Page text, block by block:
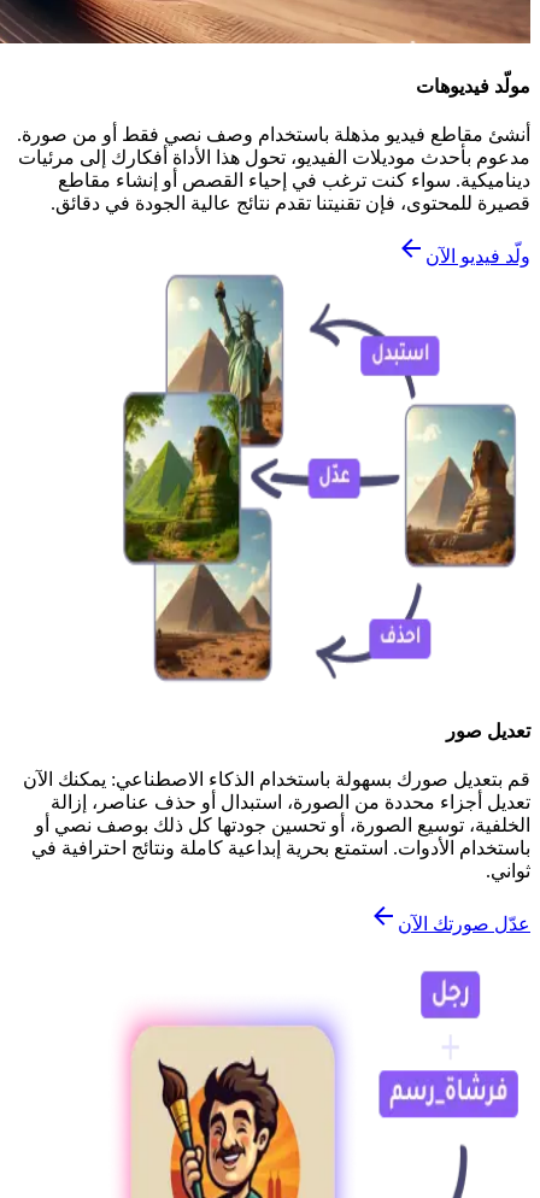
مولّد فيديوهات
أنشئ مقاطع فيديو مذهلة باستخدام وصف نصي فقط أو من صورة.
مدعوم بأحدث موديلات الفيديو، تحول هذا الأداة أفكارك إلى مرئيات
ديناميكية. سواء كنت ترغب في إحياء القصص أو إنشاء مقاطع
قصيرة للمحتوى، فإن تقنيتنا تقدم نتائج عالية الجودة في دقائق.
ولّد فيديو الآن
تعديل صور
قم بتعديل صورك بسهولة باستخدام الذكاء الاصطناعي: يمكنك الآن
تعديل أجزاء محددة من الصورة، استبدال أو حذف عناصر، إزالة
الخلفية، توسيع الصورة، أو تحسين جودتها كل ذلك بوصف نصي أو
باستخدام الأدوات. استمتع بحرية إبداعية كاملة ونتائج احترافية في
ثواني.
عدّل صورتك الآن